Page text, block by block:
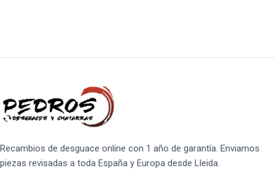
Recambios de desguace online con 1 año de garantía. Enviamos
piezas revisadas a toda España y Europa desde Lleida.